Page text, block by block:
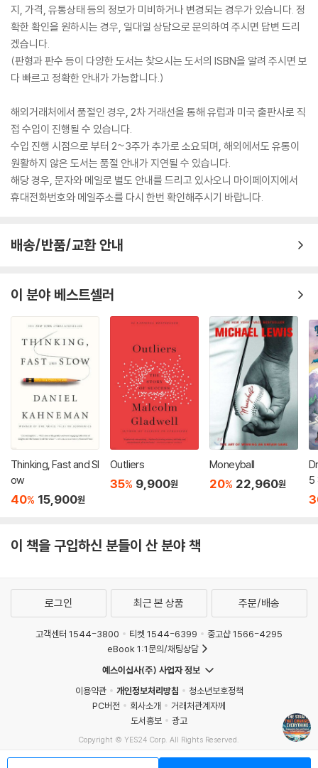
지, 가격, 유통상태 등의 정보가 미비하거나 변경되는 경우가 있습니다. 정
확한 확인을 원하시는 경우, 일대일 상담으로 문의하여 주시면 답변 드리
겠습니다.
(판형과 판수 등이 다양한 도서는 찾으시는 도서의 ISBN을 알려 주시면 보
다 빠르고 정확한 안내가 가능합니다.)
해외거래처에서 품절인 경우, 2차 거래선을 통해 유럽과 미국 출판사로 직
접 수입이 진행될 수 있습니다.
수입 진행 시점으로 부터 2~3주가 추가로 소요되며, 해외에서도 유통이
원활하지 않은 도서는 품절 안내가 지연될 수 있습니다.
해당 경우, 문자와 메일로 별도 안내를 드리고 있사오니 마이페이지에서
휴대전화번호와 메일주소를 다시 한번 확인해주시기 바랍니다.
배송/반품/교환 안내
이 분야 베스트셀러
Thinking, Fast and Sl
ow
40% 15,900원
Outliers
35% 9,900원
Moneyball
20% 22,960원
5
e
이 책을 구입하신 분들이 산 분야 책
로그인 최근 본 상품 주문/배송
고객센터 1544-3800 티켓 1544-6399
중고샵 1566-4295
eBook 1:1문의/채팅상담
예스이십사(주) 사업자 정보
이용약관
개인정보처리방침
청소년보호정책
PC버전
회사소개
거래처관계자께
도서홍보
광고
Copyright © YES24 Corp. All Rights Reserved.